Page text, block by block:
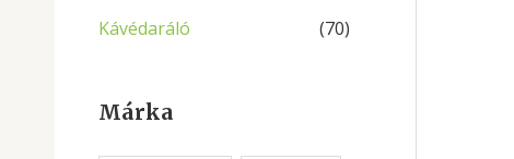
Kávédaráló (70)
Márka